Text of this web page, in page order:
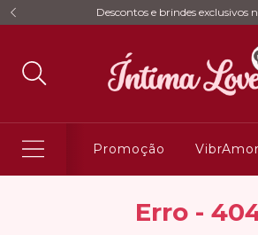
Descontos e brindes exclusivos
Promoção VibrAmor
Erro -